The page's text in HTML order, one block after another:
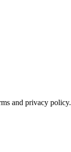
and privacy policy.